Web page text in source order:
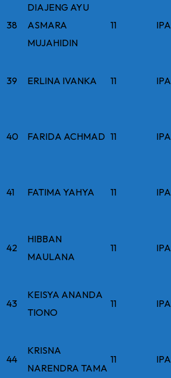
38
DIAJENG AYU
ASMARA
MUJAHIDIN
11 IPA
39 ERLINA IVANKA 11 IPA
40 FARIDA ACHMAD 11 IPA
41 FATIMA YAHYA 11 IPA
42
HIBBAN
MAULANA
11 IPA
43
KEISYA ANANDA
TIONO
11 IPA
44
KRISNA
NARENDRA TAMA
11 IPA